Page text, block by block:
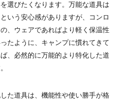
選びたくなります。万能な道具は
いう安心感がありますが、コンロ
、ウェアであればより軽く保温性
たように、キャンプに慣れてきて
、必然的に万能的より特化した道
た道具は、機能性や使い勝手が格